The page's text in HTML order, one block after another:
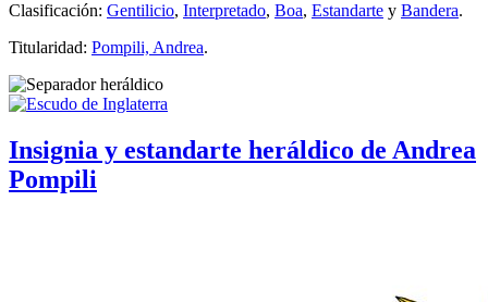
Clasificación: Gentilicio, Interpretado, Boa, Estandarte y Bandera.
Titularidad: Pompili, Andrea.
Insignia y estandarte heráldico de Andrea
Pompili